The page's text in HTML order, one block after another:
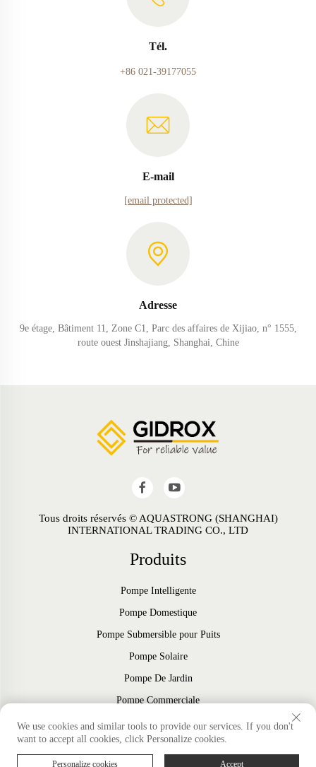
Tél.
+86 021-39177055
E-mail
[email protected]
Adresse
9e étage, Bâtiment 11, Zone C1, Parc des affaires de Xijiao, n° 1555,
route ouest Jinshajiang, Shanghai, Chine
Tous droits réservés © AQUASTRONG (SHANGHAI)
INTERNATIONAL TRADING CO., LTD
Produits
Pompe Intelligente
Pompe Domestique
Pompe Submersible pour Puits
Pompe Solaire
Pompe De Jardin
Pompe Commerciale
Ventilateur
Accessoires
We use cookies and similar tools to provide our services. If you don't
want to accept all cookies, click Personalize cookies.
Personalize cookies Accept